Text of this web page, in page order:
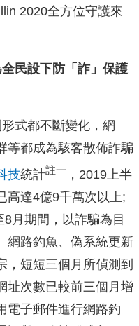
2020全方位守護來
民設下防「詐」保護
式都不斷變化，網
等都成為駭客散佈詐騙
技統計註一 ，2019上半
高達4億9千萬次以上;
月期間，以詐騙為目
網路釣魚、偽系統更新
，短短三個月所偵測到
址次數已較前三個月增
電子郵件進行網路釣